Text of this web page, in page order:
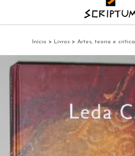
Início > Livros > Artes, teoria e crítica